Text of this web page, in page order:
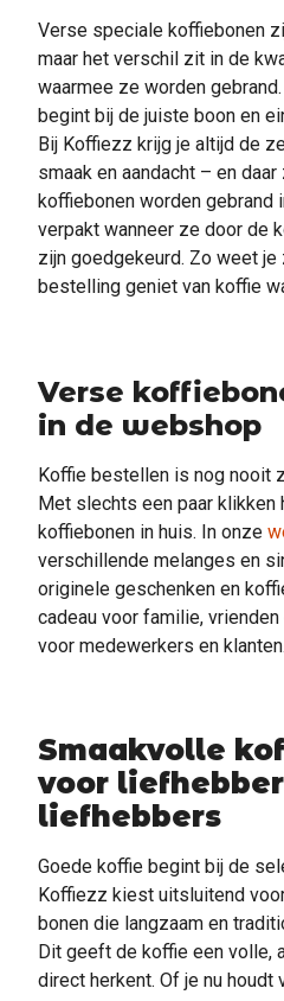
Verse speciale koffiebonen
maar het verschil zit in de
waarmee ze worden
begint bij de juiste boon en
Bij Koffiezz krijg je altijd de
smaak en aandacht – en
koffiebonen worden gebrand
verpakt wanneer ze door de
zijn goedgekeurd. Zo weet
bestelling geniet van koffie
Verse
in de webshop
Koffie bestellen is nog nooit
Met slechts een paar klikken
koffiebonen in huis. In onze
verschillende melanges en
originele geschenken en
cadeau voor familie,
voor medewerkers en klanten.
Smaakvolle
voor
liefhebbers
Goede koffie begint bij de
Koffiezz kiest uitsluitend
bonen die langzaam en
Dit geeft de koffie een volle,
direct herkent. Of je nu houdt